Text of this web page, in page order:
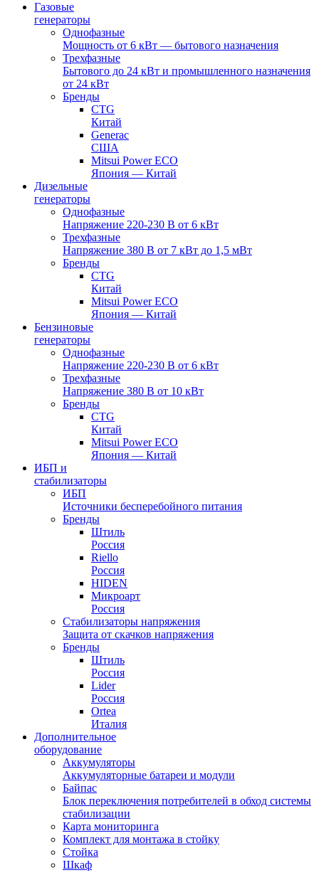
Газовые
генераторы
Однофазные
Мощность от 6 кВт — бытового назначения
Трехфазные
Бытового до 24 кВт и промышленного назначения
от 24 кВт
Бренды
CTG
Китай
Generac
США
Mitsui Power ECO
Япония — Китай
Дизельные
генераторы
Однофазные
Напряжение 220-230 В от 6 кВт
Трехфазные
Напряжение 380 В от 7 кВт до 1,5 мВт
Бренды
CTG
Китай
Mitsui Power ECO
Япония — Китай
Бензиновые
генераторы
Однофазные
Напряжение 220-230 В от 6 кВт
Трехфазные
Напряжение 380 В от 10 кВт
Бренды
CTG
Китай
Mitsui Power ECO
Япония — Китай
ИБП и
стабилизаторы
ИБП
Источники бесперебойного питания
Бренды
Штиль
Россия
Riello
Россия
HIDEN
Микроарт
Россия
Стабилизаторы напряжения
Защита от скачков напряжения
Бренды
Штиль
Россия
Lider
Россия
Ortea
Италия
Дополнительное
оборудование
Аккумуляторы
Аккумуляторные батареи и модули
Байпас
Блок переключения потребителей в обход системы
стабилизации
Карта мониторинга
Комплект для монтажа в стойку
Стойка
Шкаф